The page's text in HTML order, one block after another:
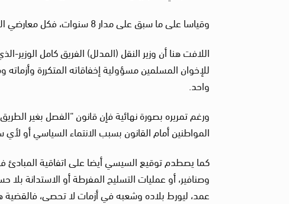
وقياسا على ما سبق على مدار 8 سنوات، فكل معارضي النظام إخوان حتى لو كانوا أقباطا أو لا دينيين.
اللافت هنا أن وزير النقل (المدلل) الفريق كامل
للإخوان المسلمين مسؤولية إخفاقاته المتكررة
واحد.
ورغم تمريره بصورة نهائية فإن قانون “الفصل بغير
المواطنين أمام القانون بسبب الانتماء السياسي أو
وصنافير، أو عمليات التسليح المفرطة أو الاستدانة
عمد، ليورط بلاده وشعبه في أزمات لا تحصى، فالقضية